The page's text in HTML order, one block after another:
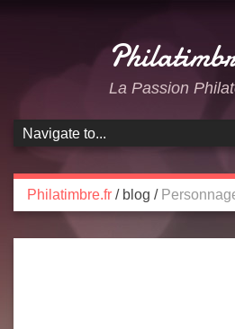
La Passion
Philatimbre.fr /blog /